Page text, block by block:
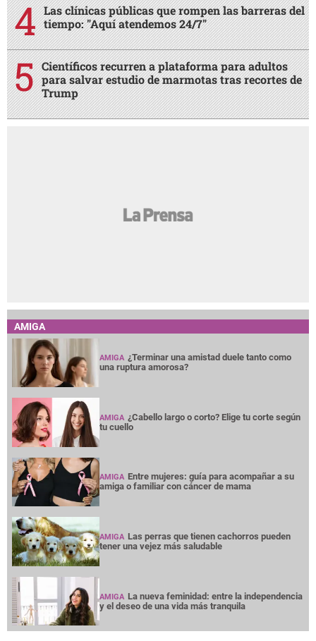
Las clínicas públicas que rompen las barreras del
tiempo: "Aquí atendemos 24/7"
Científicos recurren a plataforma para adultos
para salvar estudio de marmotas tras recortes de
Trump
AMIGA
AMIGA ¿Terminar una amistad duele tanto como
una ruptura amorosa?
AMIGA ¿Cabello largo o corto? Elige tu corte según
tu cuello
AMIGA Entre mujeres: guía para acompañar a su
amiga o familiar con cáncer de mama
AMIGA Las perras que tienen cachorros pueden
tener una vejez más saludable
AMIGA La nueva feminidad: entre la independencia
y el deseo de una vida más tranquila